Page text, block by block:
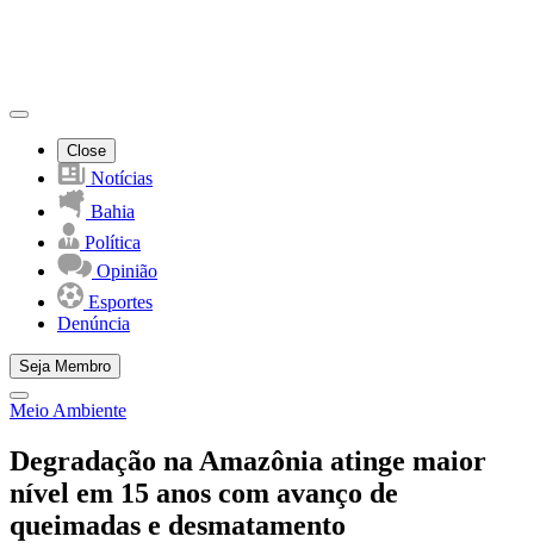
Close
Notícias
Bahia
Política
Opinião
Esportes
Denúncia
Seja Membro
Meio Ambiente
Degradação na Amazônia atinge maior
nível em 15 anos com avanço de
queimadas e desmatamento